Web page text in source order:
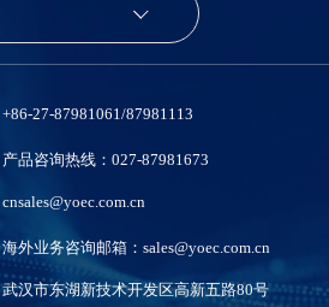
+86-27-87981061/87981113
产品咨询热线：027-87981673
cnsales@yoec.com.cn
海外业务咨询邮箱：sales@yoec.com.cn
武汉市东湖新技术开发区高新五路80号